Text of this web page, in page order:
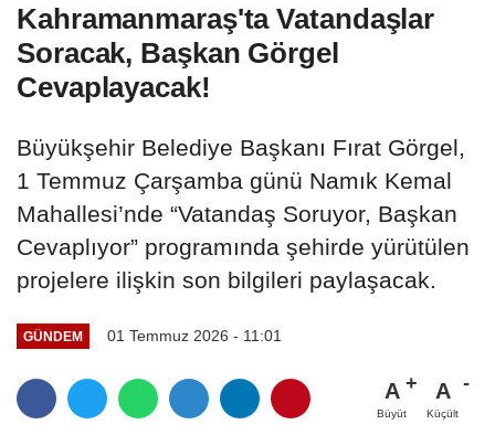
Kahramanmaraş'ta Vatandaşlar
Soracak, Başkan Görgel
Cevaplayacak!
Büyükşehir Belediye Başkanı Fırat Görgel,
1 Temmuz Çarşamba günü Namık Kemal
Mahallesi’nde “Vatandaş Soruyor, Başkan
Cevaplıyor” programında şehirde yürütülen
projelere ilişkin son bilgileri paylaşacak.
GÜNDEM 01 Temmuz 2026 - 11:01
A
Büyüt
A
Küçült